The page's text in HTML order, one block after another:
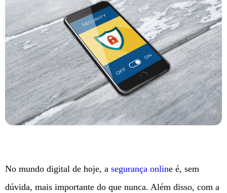
No mundo digital de hoje, a segurança online é, sem
dúvida, mais importante do que nunca. Além disso, com a